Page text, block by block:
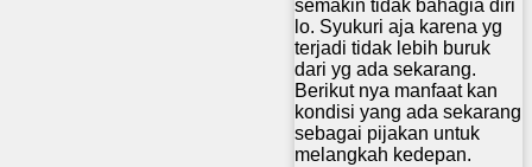
semakin tidak bahagia diri
lo. Syukuri aja karena yg
terjadi tidak lebih buruk
dari yg ada sekarang.
Berikut nya manfaat kan
kondisi yang ada sekarang
sebagai pijakan untuk
melangkah kedepan.